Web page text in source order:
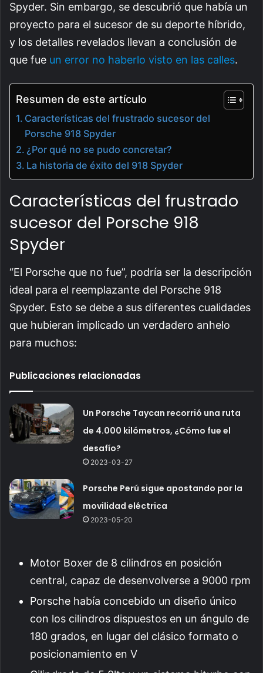
Spyder. Sin embargo, se descubrió que había un
proyecto para el sucesor de su deporte híbrido,
y los detalles revelados llevan a conclusión de
que fue un error no haberlo visto en las calles.
Resumen de este artículo
Características del frustrado sucesor del
Porsche 918 Spyder
¿Por qué no se pudo concretar?
La historia de éxito del 918 Spyder
Características del frustrado
sucesor del Porsche 918
Spyder
“El Porsche que no fue”, podría ser la descripción
ideal para el reemplazante del Porsche 918
Spyder. Esto se debe a sus diferentes cualidades
que hubieran implicado un verdadero anhelo
para muchos:
Publicaciones relacionadas
Un Porsche Taycan recorrió una ruta
de 4.000 kilómetros, ¿Cómo fue el
desafío?
2023-03-27
Porsche Perú sigue apostando por la
movilidad eléctrica
2023-05-20
Motor Boxer de 8 cilindros en posición
central, capaz de desenvolverse a 9000 rpm
Porsche había concebido un diseño único
con los cilindros dispuestos en un ángulo de
180 grados, en lugar del clásico formato o
posicionamiento en V